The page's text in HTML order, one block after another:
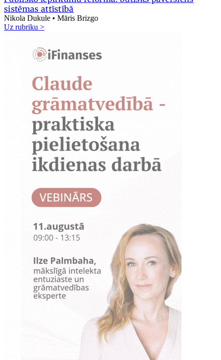
sistēmas attīstībā
Nikola Dukule • Māris Brizgo
Uz rubriku >